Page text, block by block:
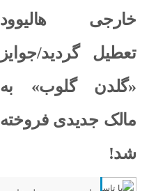
خارجی هالیوود
تعطیل گردید/جوایز
«گلدن گلوب» به
مالک جدیدی فروخته
شد!